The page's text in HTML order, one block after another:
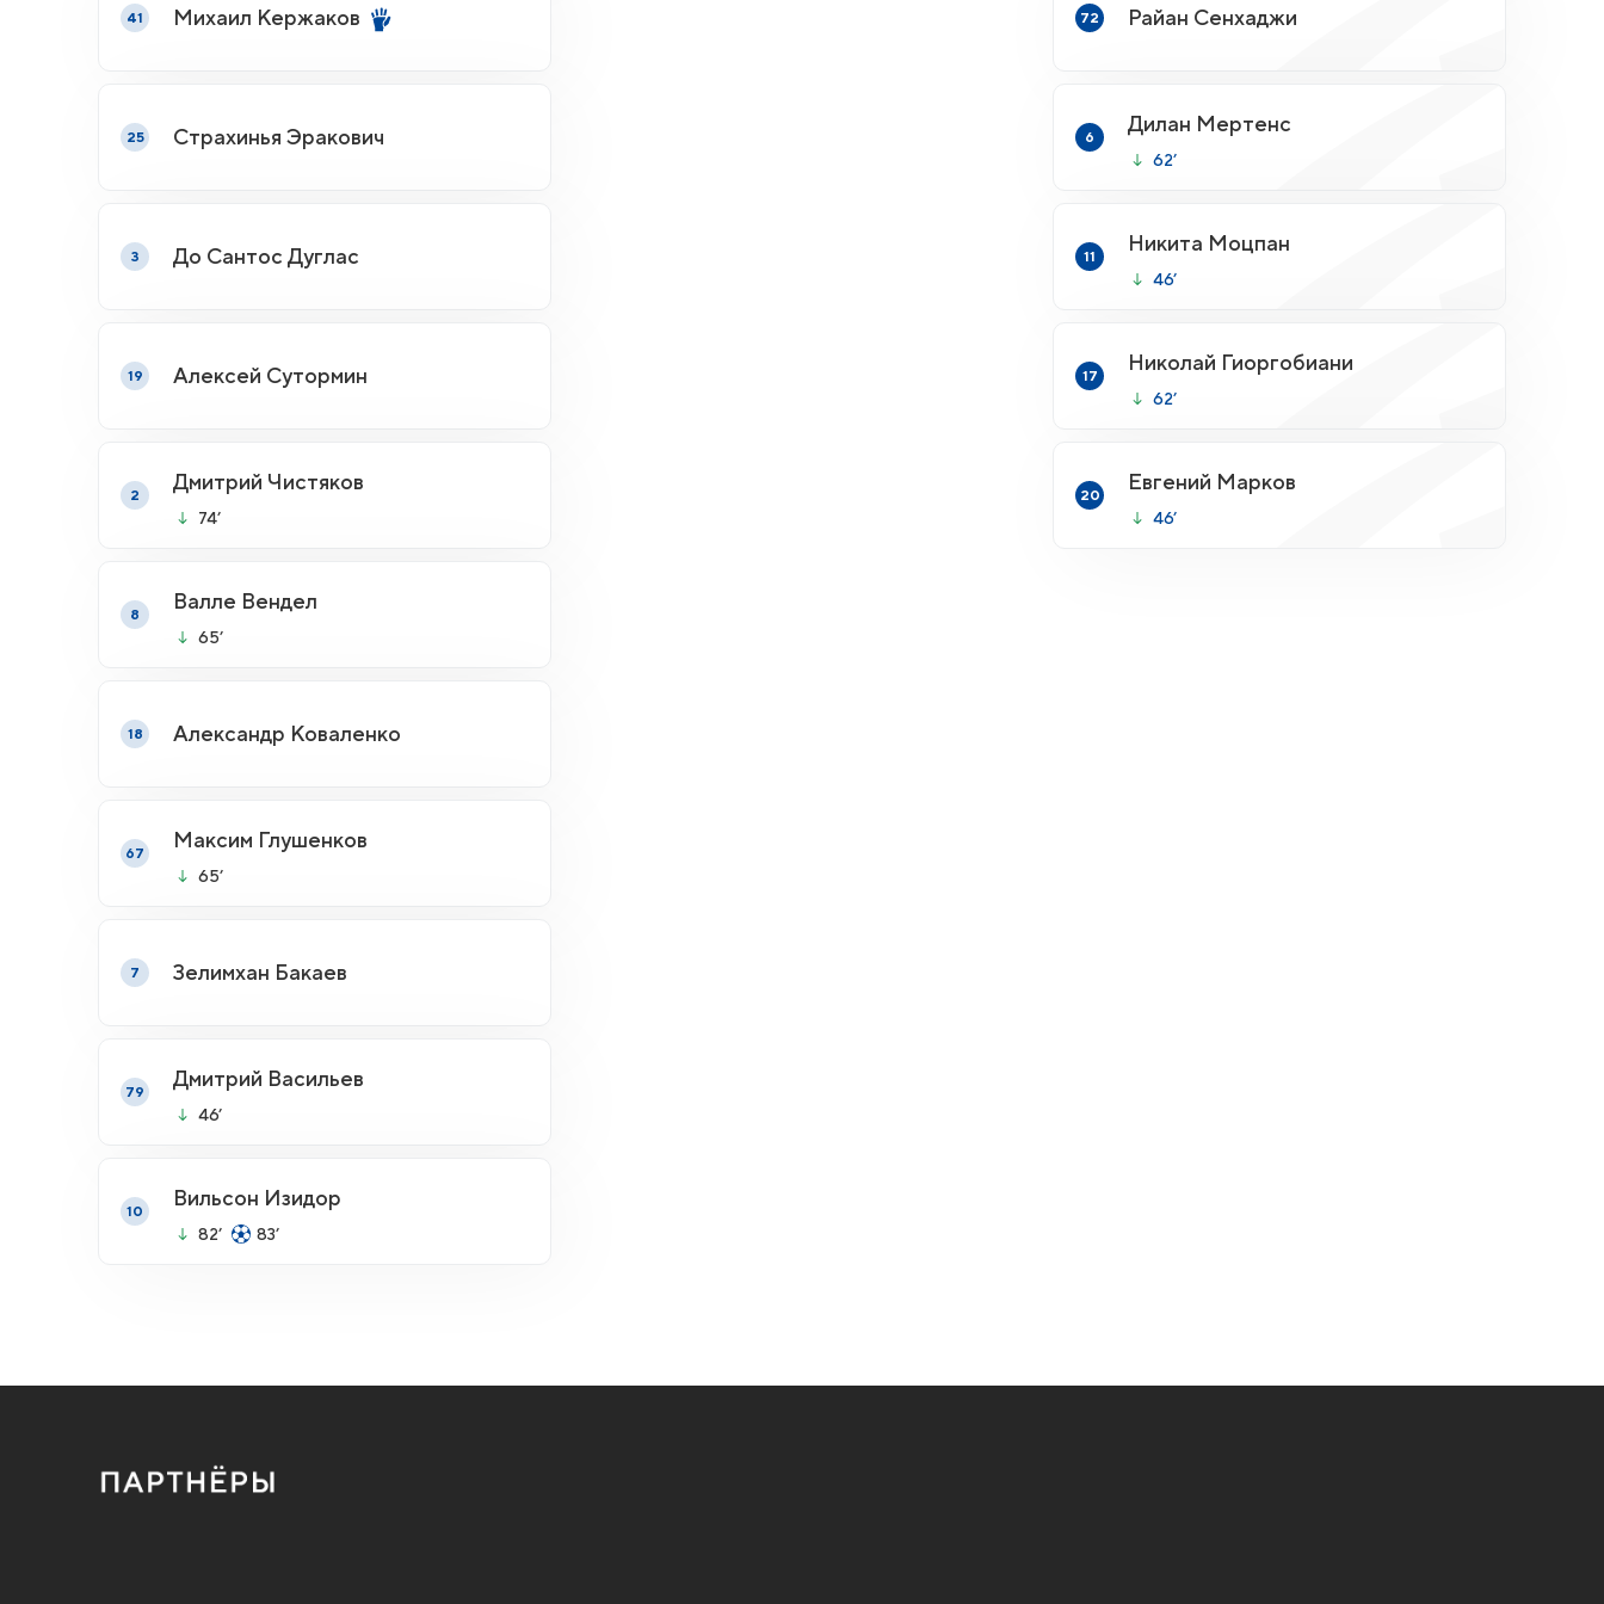
41 Михаил Кержаков
25 Страхинья Эракович
3 До Сантос Дуглас
19 Алексей Сутормин
2
Дмитрий Чистяков
74’
8
Валле Вендел
65’
18 Александр Коваленко
67
Максим Глушенков
65’
7 Зелимхан Бакаев
79
Дмитрий Васильев
46’
10
Вильсон Изидор
82’ 83’
72 Райан Сенхаджи
6
Дилан Мертенс
62’
11
Никита Моцпан
46’
17
Николай Гиоргобиани
62’
20
Евгений Марков
46’